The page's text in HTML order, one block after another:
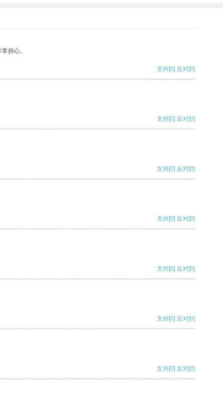
担心。
支持[0] 反对[0]
支持[0] 反对[0]
支持[0] 反对[0]
支持[0] 反对[0]
支持[0] 反对[0]
支持[0] 反对[0]
支持[0] 反对[0]